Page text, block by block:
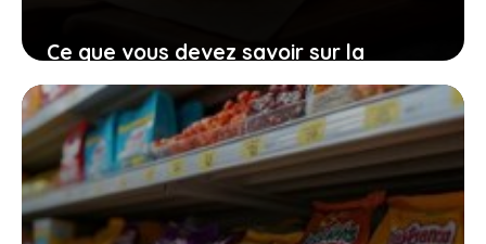
Ce que vous devez savoir sur la
certification halal des plats quick pour
commander sereinement
17 janvier 2026